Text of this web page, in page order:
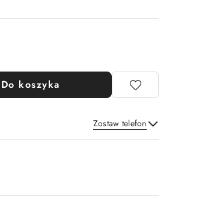
Do koszyka
Zostaw telefon
Wyślij